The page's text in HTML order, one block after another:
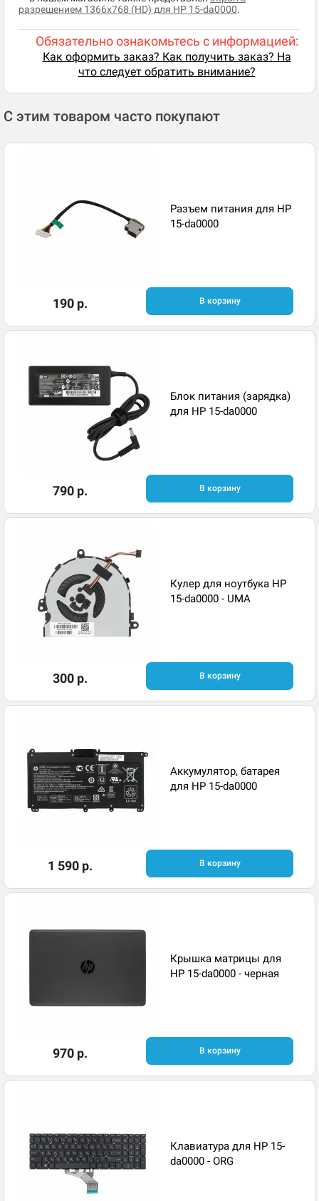
разрешением 1366x768 (HD) для HP 15-da0000.
Обязательно ознакомьтесь с информацией:
Как оформить заказ? Как получить заказ? На
что следует обратить внимание?
С этим товаром часто покупают
Разъем питания для HP
15-da0000
190 р. В корзину
Блок питания (зарядка)
для HP 15-da0000
790 р. В корзину
Кулер для ноутбука HP
15-da0000 - UMA
300 р. В корзину
Аккумулятор, батарея
для HP 15-da0000
1 590 р. В корзину
Крышка матрицы для
HP 15-da0000 - черная
970 р. В корзину
Клавиатура для HP 15-
da0000 - ORG